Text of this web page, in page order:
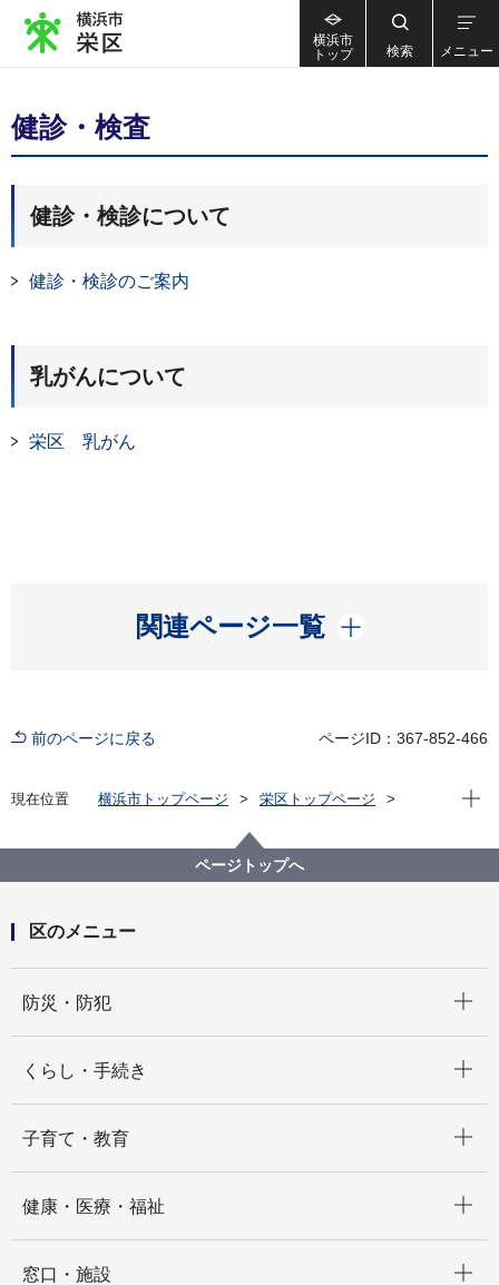
横浜市
トップ
検索 メニュー
健診・検査
健診・検診について
健診・検診のご案内
乳がんについて
栄区 乳がん
関連ページ一覧
開く
前のページに戻る ページID：367-852-466
現在位置 横浜市トップページ
栄区トップページ
現在
ページトップへ
区のメニュー
防災・防犯
くらし・手続き
子育て・教育
健康・医療・福祉
窓口・施設